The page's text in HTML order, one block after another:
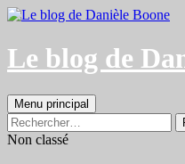
Aller
contenu
Le blog de
Recherche
Menu principal
Rechercher :
Non classé